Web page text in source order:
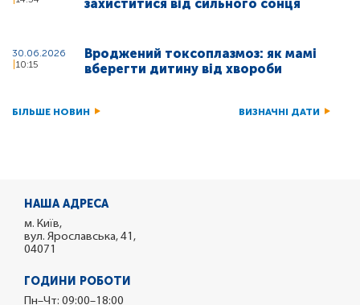
захиститися від сильного сонця
30.06.2026
10:15
Вроджений токсоплазмоз: як мамі
вберегти дитину від хвороби
БІЛЬШЕ НОВИН ВИЗНАЧНІ ДАТИ
НАША АДРЕСА
м. Київ,
вул. Ярославська, 41,
04071
ГОДИНИ РОБОТИ
Пн–Чт: 09:00–18:00